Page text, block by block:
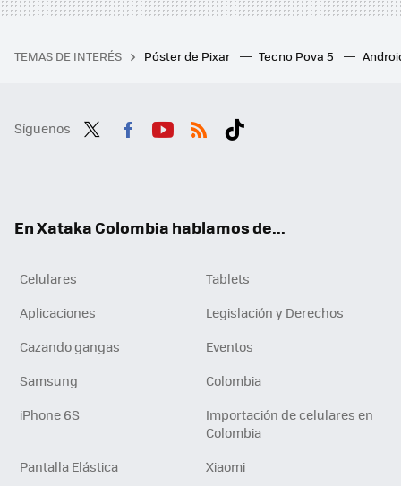
TEMAS DE INTERÉS Póster de Pixar Tecno Pova 5
Síguenos
En Xataka Colombia hablamos de...
Celulares
Tablets
Aplicaciones
Legislación y Derechos
Cazando gangas
Eventos
Samsung
Colombia
iPhone 6S
Importación de celulares en
Colombia
Pantalla Elástica
Xiaomi